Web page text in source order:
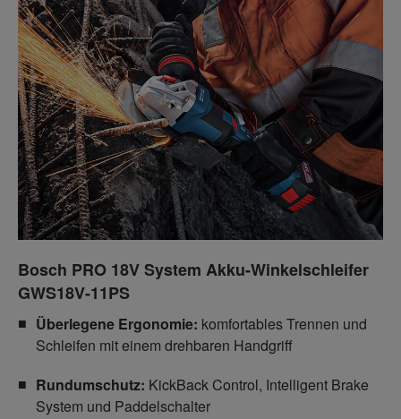
Bosch PRO 18V System Akku-Winkelschleifer
GWS18V-11PS
Überlegene Ergonomie: komfortables Trennen und
Schleifen mit einem drehbaren Handgriff
Rundumschutz: KickBack Control, Intelligent Brake
System und Paddelschalter